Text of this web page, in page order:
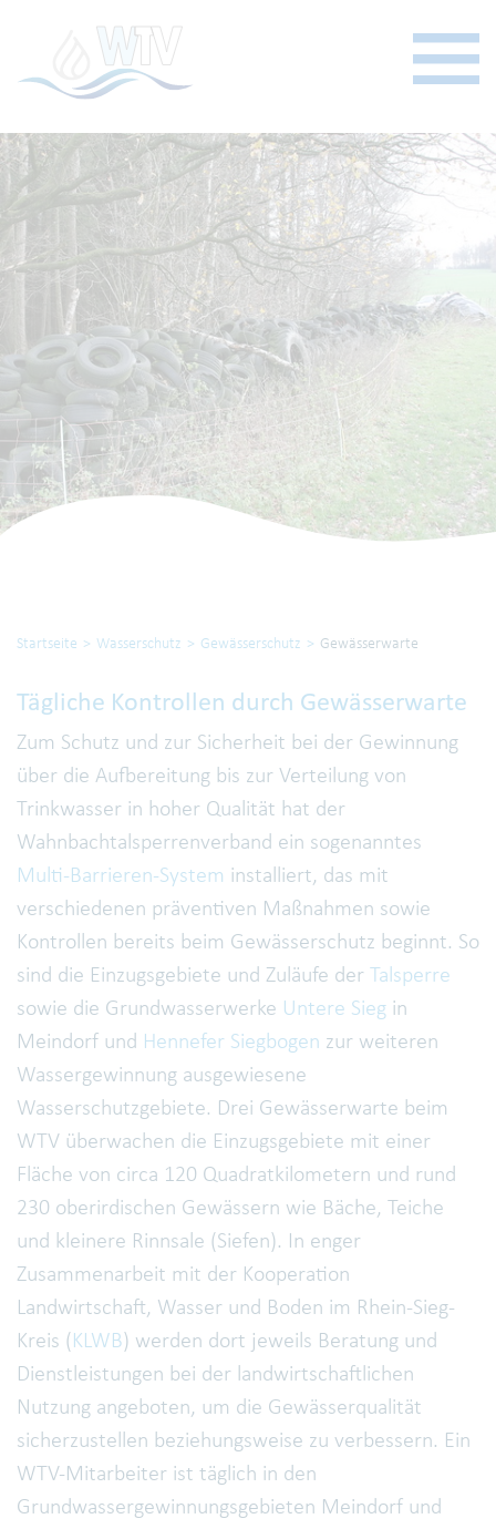
Startseite Wasserschutz Gewässerschutz Gewässerwarte
Tägliche Kontrollen durch Gewässerwarte
Zum Schutz und zur Sicherheit bei der Gewinnung
über die Aufbereitung bis zur Verteilung von
Trinkwasser in hoher Qualität hat der
Wahnbachtalsperrenverband ein sogenanntes
Multi-Barrieren-System installiert, das mit
verschiedenen präventiven Maßnahmen sowie
Kontrollen bereits beim Gewässerschutz beginnt. So
sind die Einzugsgebiete und Zuläufe der Talsperre
sowie die Grundwasserwerke Untere Sieg in
Meindorf und Hennefer Siegbogen zur weiteren
Wassergewinnung ausgewiesene
Wasserschutzgebiete. Drei Gewässerwarte beim
WTV überwachen die Einzugsgebiete mit einer
Fläche von circa 120 Quadratkilometern und rund
230 oberirdischen Gewässern wie Bäche, Teiche
und kleinere Rinnsale (Siefen). In enger
Zusammenarbeit mit der Kooperation
Landwirtschaft, Wasser und Boden im Rhein-Sieg-
Kreis ( KLWB) werden dort jeweils Beratung und
Dienstleistungen bei der landwirtschaftlichen
Nutzung angeboten, um die Gewässerqualität
sicherzustellen beziehungsweise zu verbessern. Ein
WTV-Mitarbeiter ist täglich in den
Grundwassergewinnungsgebieten Meindorf und